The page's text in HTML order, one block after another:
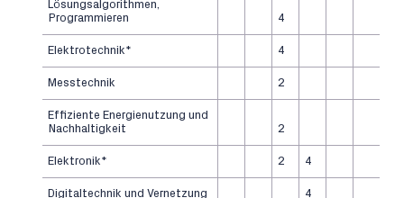
Lösungsalgorithmen,
Programmieren
4
Elektrotechnik* 4
Messtechnik 2
Effiziente Energienutzung und
Nachhaltigkeit
2
Elektronik* 2 4
Digitaltechnik und Vernetzung 4